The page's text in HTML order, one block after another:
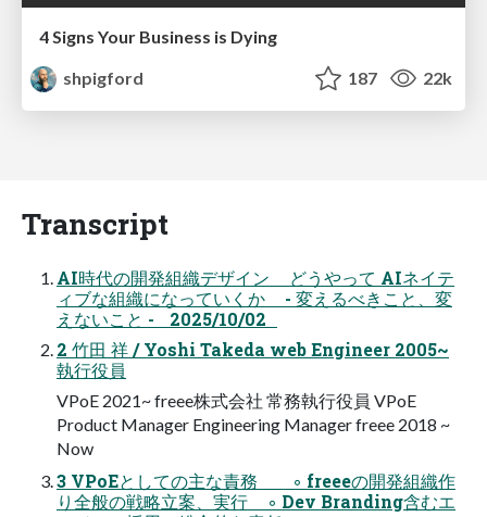
4 Signs Your Business is Dying
shpigford
187 22k
Transcript
AI時代の開発組織デザイン どうやって AIネイテ
ィブな組織になっていくか - 変えるべきこと、変
えないこと - 2025/10/02
2 ⽵⽥ 祥 / Yoshi Takeda web Engineer 2005~
執⾏役員
VPoE 2021~ freee株式会社 常務執⾏役員 VPoE
Product Manager Engineering Manager freee 2018 ~
Now
3 VPoEとしての主な責務 ◦ freeeの開発組織作
り全般の戦略立案、実行 ◦ Dev Branding含むエ